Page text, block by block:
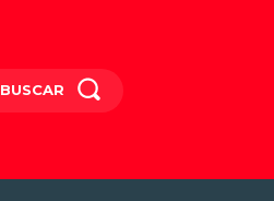
BUSCAR